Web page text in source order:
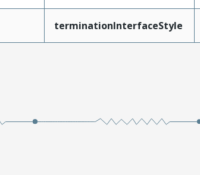
terminationInterfaceStyle